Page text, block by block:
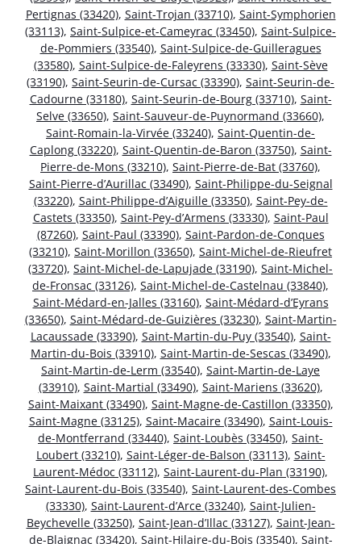
Pertignas (33420), Saint-Trojan (33710), Saint-Symphorien
(33113), Saint-Sulpice-et-Cameyrac (33450), Saint-Sulpice-
de-Pommiers (33540), Saint-Sulpice-de-Guilleragues
(33580), Saint-Sulpice-de-Faleyrens (33330), Saint-Sève
(33190), Saint-Seurin-de-Cursac (33390), Saint-Seurin-de-
Cadourne (33180), Saint-Seurin-de-Bourg (33710), Saint-
Selve (33650), Saint-Sauveur-de-Puynormand (33660),
Saint-Romain-la-Virvée (33240), Saint-Quentin-de-
Caplong (33220), Saint-Quentin-de-Baron (33750), Saint-
Pierre-de-Mons (33210), Saint-Pierre-de-Bat (33760),
Saint-Pierre-d’Aurillac (33490), Saint-Philippe-du-Seignal
(33220), Saint-Philippe-d’Aiguille (33350), Saint-Pey-de-
Castets (33350), Saint-Pey-d’Armens (33330), Saint-Paul
(87260), Saint-Paul (33390), Saint-Pardon-de-Conques
(33210), Saint-Morillon (33650), Saint-Michel-de-Rieufret
(33720), Saint-Michel-de-Lapujade (33190), Saint-Michel-
de-Fronsac (33126), Saint-Michel-de-Castelnau (33840),
Saint-Médard-en-Jalles (33160), Saint-Médard-d’Eyrans
(33650), Saint-Médard-de-Guizières (33230), Saint-Martin-
Lacaussade (33390), Saint-Martin-du-Puy (33540), Saint-
Martin-du-Bois (33910), Saint-Martin-de-Sescas (33490),
Saint-Martin-de-Lerm (33540), Saint-Martin-de-Laye
(33910), Saint-Martial (33490), Saint-Mariens (33620),
Saint-Maixant (33490), Saint-Magne-de-Castillon (33350),
Saint-Magne (33125), Saint-Macaire (33490), Saint-Louis-
de-Montferrand (33440), Saint-Loubès (33450), Saint-
Loubert (33210), Saint-Léger-de-Balson (33113), Saint-
Laurent-Médoc (33112), Saint-Laurent-du-Plan (33190),
Saint-Laurent-du-Bois (33540), Saint-Laurent-des-Combes
(33330), Saint-Laurent-d’Arce (33240), Saint-Julien-
Beychevelle (33250), Saint-Jean-d’Illac (33127), Saint-Jean-
de-Blaignac (33420), Saint-Hilaire-du-Bois (33540), Saint-